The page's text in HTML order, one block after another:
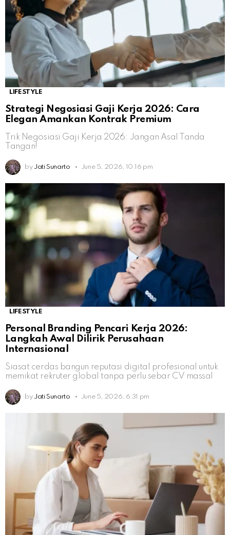
LIFESTYLE
Strategi Negosiasi Gaji Kerja 2026: Cara
Elegan Amankan Kontrak Premium
Trik Negosiasi Gaji Kerja 2026: Jangan Asal Tanda
Tangan!
by Jati Sunarto June 5, 2026, 10:16 pm
LIFESTYLE
Personal Branding Pencari Kerja 2026:
Langkah Awal Dilirik Perusahaan
Internasional
Siasat cerdas bangun reputasi digital profesional untuk
memikat rekruter global tanpa perlu sebar CV massal
by Jati Sunarto June 5, 2026, 6:31 pm